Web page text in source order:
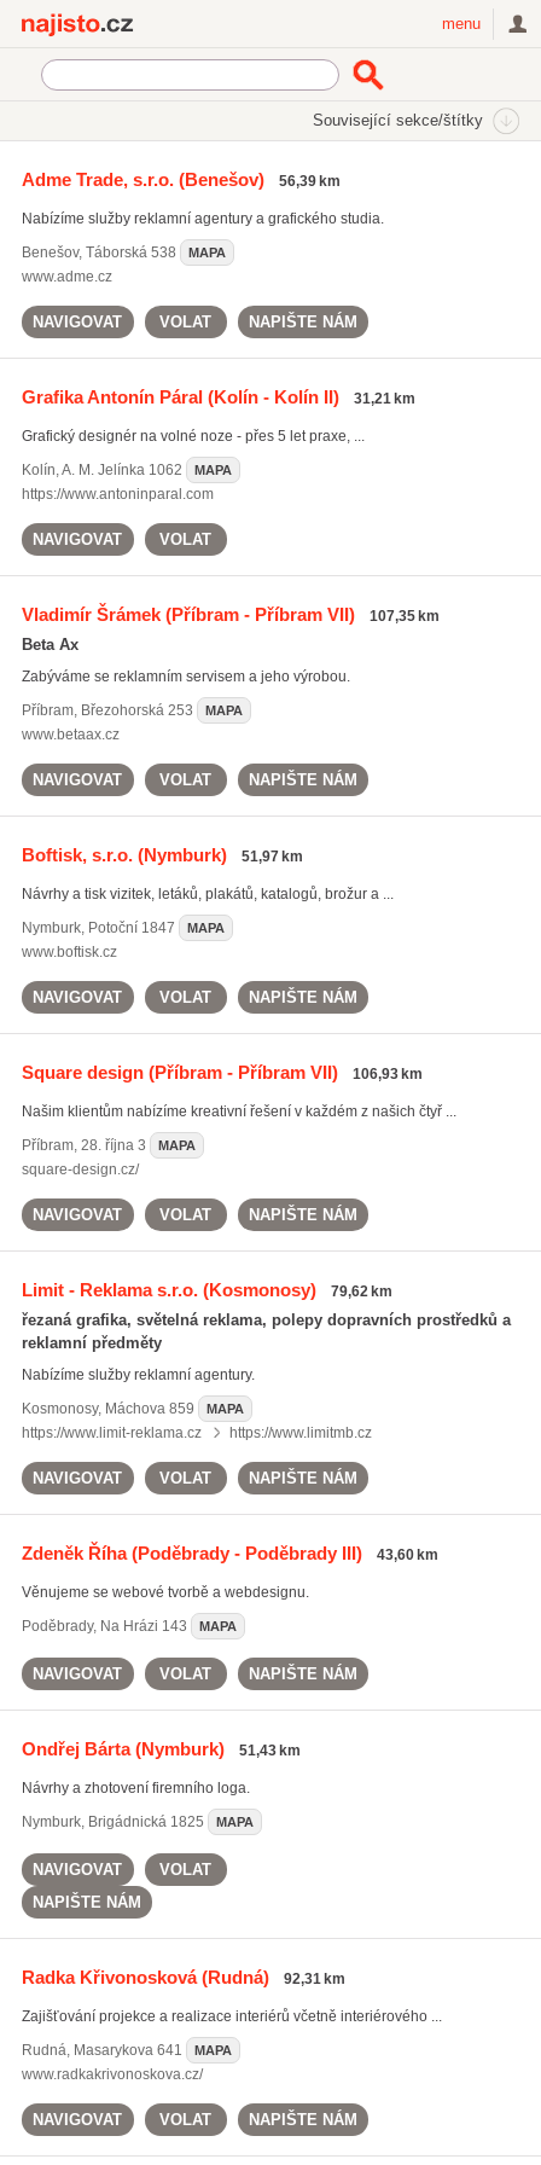
menu
Související sekce/štítky
tvorba www(3799)
html prezentace(1804)
Adme Trade, s.r.o.(Benešov) 56,39 km
Nabízíme služby reklamní agentury a grafického studia.
Benešov, Táborská 538 MAPA
www.adme.cz
NAVIGOVAT VOLAT NAPIŠTE NÁM
Grafika Antonín Páral(Kolín - Kolín II) 31,21 km
Grafický designér na volné noze - přes 5 let praxe, ...
Kolín,A. M. Jelínka 1062 MAPA
https://www.antoninparal.com
NAVIGOVAT VOLAT
Vladimír Šrámek(Příbram - Příbram VII) 107,35 km
Beta Ax
Zabýváme se reklamním servisem a jeho výrobou.
Příbram, Březohorská 253 MAPA
www.betaax.cz
NAVIGOVAT VOLAT NAPIŠTE NÁM
Boftisk, s.r.o.(Nymburk) 51,97 km
Návrhy a tisk vizitek, letáků, plakátů, katalogů, brožur a ...
Nymburk, Potoční 1847 MAPA
www.boftisk.cz
NAVIGOVAT VOLAT NAPIŠTE NÁM
Square design(Příbram - Příbram VII) 106,93 km
Našim klientům nabízíme kreativní řešení v každém z našich čtyř ...
Příbram, 28. října 3 MAPA
square-design.cz/
NAVIGOVAT VOLAT NAPIŠTE NÁM
Limit - Reklama s.r.o.(Kosmonosy) 79,62 km
řezaná grafika, světelná reklama, polepy dopravních prostředků a
reklamní předměty
Nabízíme služby reklamní agentury.
Kosmonosy, Máchova 859 MAPA
https://www.limit-reklama.cz https://www.limitmb.cz
NAVIGOVAT VOLAT NAPIŠTE NÁM
Zdeněk Říha(Poděbrady - Poděbrady III) 43,60 km
Věnujeme se webové tvorbě a webdesignu.
Poděbrady, Na Hrázi 143 MAPA
NAVIGOVAT VOLAT NAPIŠTE NÁM
Ondřej Bárta(Nymburk) 51,43 km
Návrhy a zhotovení firemního loga.
Nymburk, Brigádnická 1825 MAPA
NAVIGOVAT
VOLAT
NAPIŠTE NÁM
Radka Křivonosková(Rudná) 92,31 km
Zajišťování projekce a realizace interiérů včetně interiérového ...
Rudná, Masarykova 641 MAPA
www.radkakrivonoskova.cz/
NAVIGOVAT VOLAT NAPIŠTE NÁM